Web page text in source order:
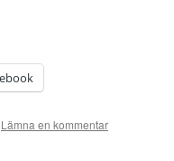
Lämna en kommentar